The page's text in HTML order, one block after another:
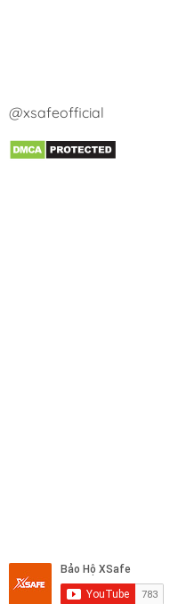
@xsafeofficial